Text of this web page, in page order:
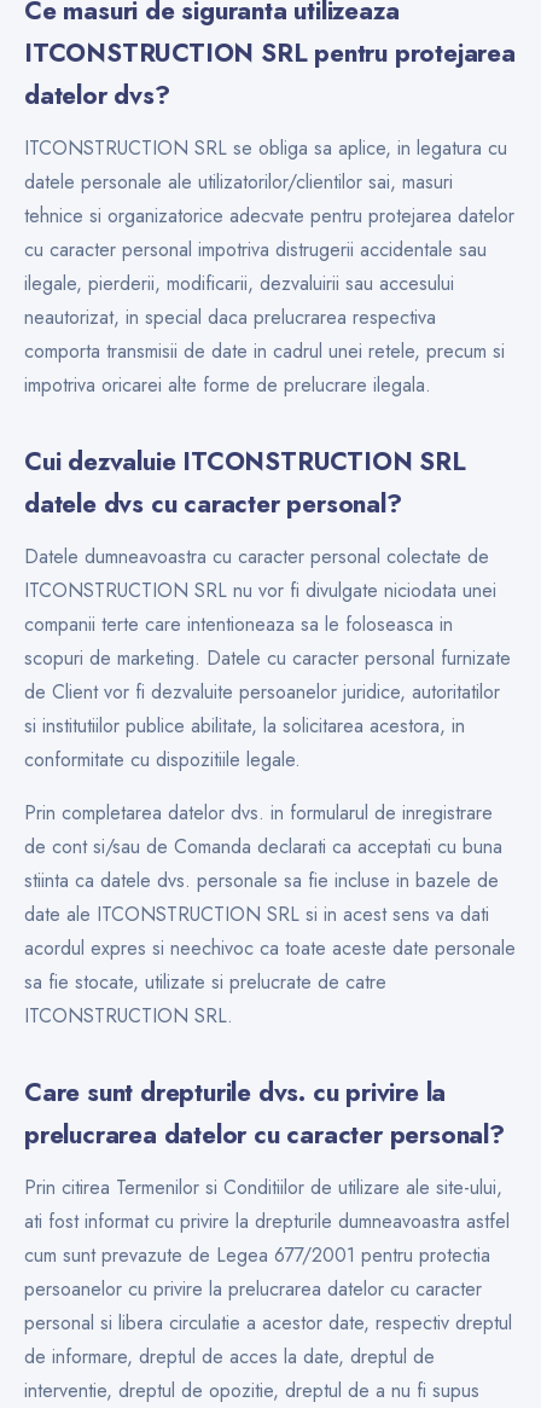
Ce masuri de siguranta utilizeaza
ITCONSTRUCTION SRL pentru protejarea
datelor dvs?
ITCONSTRUCTION SRL se obliga sa aplice, in legatura cu
datele personale ale utilizatorilor/clientilor sai, masuri
tehnice si organizatorice adecvate pentru protejarea datelor
cu caracter personal impotriva distrugerii accidentale sau
ilegale, pierderii, modificarii, dezvaluirii sau accesului
neautorizat, in special daca prelucrarea respectiva
comporta transmisii de date in cadrul unei retele, precum si
impotriva oricarei alte forme de prelucrare ilegala.
Cui dezvaluie ITCONSTRUCTION SRL
datele dvs cu caracter personal?
Datele dumneavoastra cu caracter personal colectate de
ITCONSTRUCTION SRL nu vor fi divulgate niciodata unei
companii terte care intentioneaza sa le foloseasca in
scopuri de marketing. Datele cu caracter personal furnizate
de Client vor fi dezvaluite persoanelor juridice, autoritatilor
si institutiilor publice abilitate, la solicitarea acestora, in
conformitate cu dispozitiile legale.
Prin completarea datelor dvs. in formularul de inregistrare
de cont si/sau de Comanda declarati ca acceptati cu buna
stiinta ca datele dvs. personale sa fie incluse in bazele de
date ale ITCONSTRUCTION SRL si in acest sens va dati
acordul expres si neechivoc ca toate aceste date personale
sa fie stocate, utilizate si prelucrate de catre
ITCONSTRUCTION SRL.
Care sunt drepturile dvs. cu privire la
prelucrarea datelor cu caracter personal?
Prin citirea Termenilor si Conditiilor de utilizare ale site-ului,
ati fost informat cu privire la drepturile dumneavoastra astfel
cum sunt prevazute de Legea 677/2001 pentru protectia
persoanelor cu privire la prelucrarea datelor cu caracter
personal si libera circulatie a acestor date, respectiv dreptul
de informare, dreptul de acces la date, dreptul de
interventie, dreptul de opozitie, dreptul de a nu fi supus